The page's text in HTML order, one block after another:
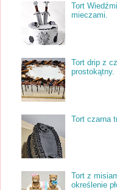
Tort
mieczami.
Tort drip z
prostokątny.
Tort czarna
Tort z
określenie